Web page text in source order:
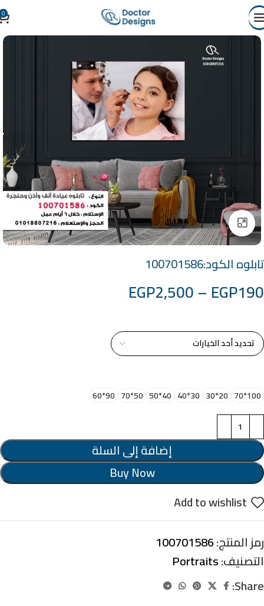
0
Click to enlarge
تابلوه الكود:100701586
EGP190
–
EGP2,500
100*70
20*30
30*40
40*50
50*70
90*60
إضافة إلى السلة
Buy Now
Add to wishlist
رمز المنتج:100701586
التصنيف:Portraits
Share: